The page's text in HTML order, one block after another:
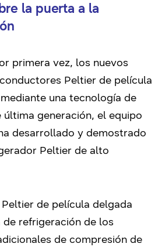
la puerta a la
primera vez, los nuevos
Peltier de película
una tecnología de
última generación, el equipo
desarrollado y demostrado
Peltier de alto
de película delgada
refrigeración de los
de compresión de